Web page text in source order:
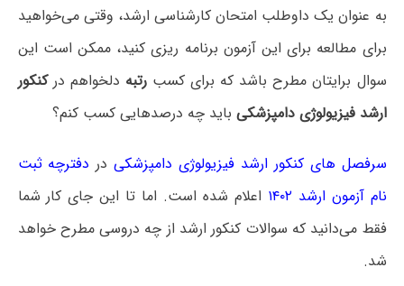
به عنوان یک داوطلب امتحان کارشناسی ارشد، وقتی می‌خواهید
برای مطالعه برای این آزمون برنامه ریزی کنید، ممکن است این
سوال برایتان مطرح باشد که برای کسبرتبه دلخواهم درکنکور
ارشد فیزیولوژی دامپزشکی باید چه درصدهایی کسب کنم؟
سرفصل های کنکور ارشد فیزیولوژی دامپزشکیدر دفترچه ثبت
نام آزمون ارشد ۱۴۰۲
اعلام شده است. اما تا این جای کار شما
فقط می‌دانید که سوالات کنکور ارشد از چه دروسی مطرح خواهد
شد.